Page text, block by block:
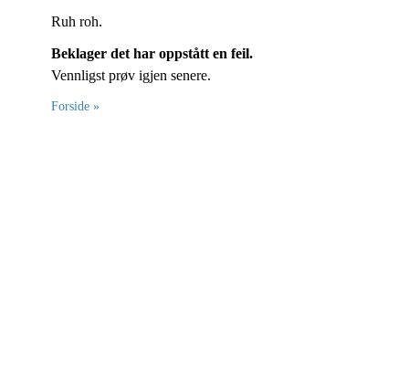
Ruh roh.
Beklager det har oppstått en feil.
Vennligst prøv igjen senere.
Forside »